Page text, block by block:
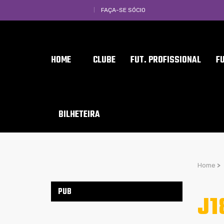
FAÇA-SE SÓCIO
HOME CLUBE FUT. PROFISSIONAL
BILHETEIRA
Home >
PUB